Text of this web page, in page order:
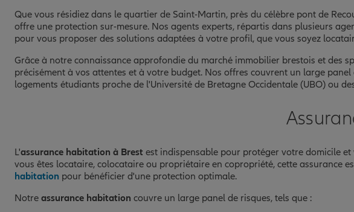
Que vous résidiez dans le quartier de Saint-Martin, près du célèbre pont de
offre une protection sur-mesure. Nos agents experts, répartis dans plusieurs
pour vous proposer des solutions adaptées à votre profil, que vous soyez
Grâce à notre connaissance approfondie du marché immobilier brestois et des
précisément à vos attentes et à votre budget. Nos offres couvrent un large
logements étudiants proche de l'Université de Bretagne Occidentale (UBO) ou
L'assurance habitation à Brest est indispensable pour protéger votre domicile
vous êtes locataire, colocataire ou propriétaire en copropriété, cette assurance
habitation pour bénéficier d'une protection optimale.
Notre assurance habitation couvre un large panel de risques, tels que :